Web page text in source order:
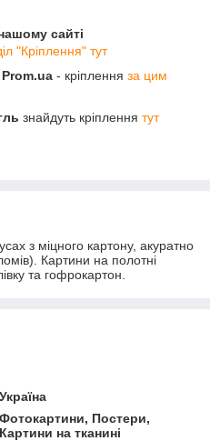
сайті
"Кріплення" тут
Prom.ua - кріплення за цим
знайдуть кріплення тут
з міцного картону, акуратно
Картини на полотні
та гофрокартон.
Україна
Фотокартини, Постери,
Картини на тканині